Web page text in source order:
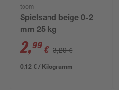
toom
Spielsand beige 0-2
mm 25 kg
2,99 € 3,29 €
0,12 € / Kilogramm